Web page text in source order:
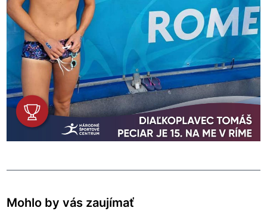
Mohlo by vás zaujímať